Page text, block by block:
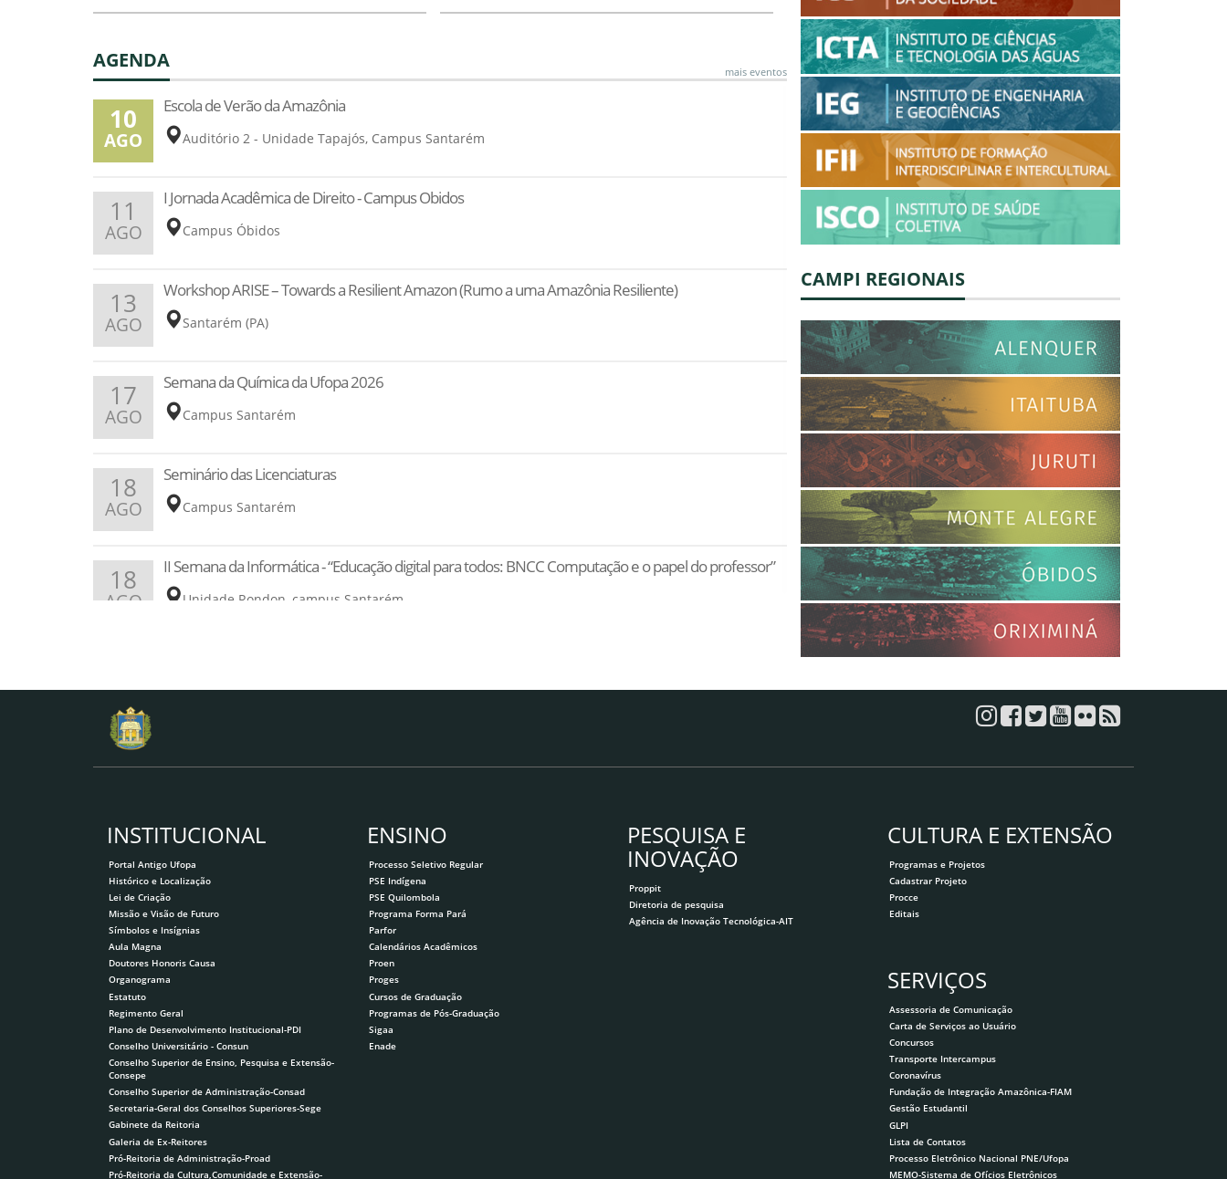
AGENDA mais eventos
10
AGO
Escola de Verão da Amazônia
Auditório 2 - Unidade Tapajós, Campus Santarém
11
AGO
I Jornada Acadêmica de Direito - Campus Óbidos
Campus Óbidos
13
AGO
Workshop ARISE – Towards a Resilient Amazon (Rumo a uma Amazônia Resiliente)
Santarém (PA)
17
AGO
Semana da Química da Ufopa 2026
Campus Santarém
18
AGO
Seminário das Licenciaturas
Campus Santarém
18
AGO
II Semana da Informática - “Educação digital para todos: BNCC Computação e o papel do professor”
Unidade Rondon, campus Santarém
AGO Campus Santarém
19
19
AGO
VII Fórum Integrado de Ações Afirmativas e Assistência Estudantil
Ufopa - Campus Juruti
3
SET
Jogos Intercampus da Ufopa, edição 2026
Campus Itaituba
9
SET
I Congresso em Ciências da Saúde na Amazônia - Interfaces entre saúde coletiva, inovação
terapêutica e saberes tradicionais
1
OUT
XI Encontro Brasileiro de Educomunicação - ETAPA REMOTA
Remoto
CAMPI REGIONAIS
INSTITUCIONAL
Portal Antigo Ufopa
Histórico e Localização
Lei de Criação
Missão e Visão de Futuro
Símbolos e Insígnias
Aula Magna
Doutores Honoris Causa
Organograma
Estatuto
Regimento Geral
Plano de Desenvolvimento Institucional-PDI
Conselho Universitário - Consun
Conselho Superior de Ensino, Pesquisa e Extensão-
Consepe
Conselho Superior de Administração-Consad
Secretaria-Geral dos Conselhos Superiores-Sege
Gabinete da Reitoria
Galeria de Ex-Reitores
Pró-Reitoria de Administração-Proad
Pró-Reitoria da Cultura,Comunidade e Extensão-
ENSINO
Processo Seletivo Regular
PSE Indígena
PSE Quilombola
Programa Forma Pará
Parfor
Calendários Acadêmicos
Proen
Proges
Cursos de Graduação
Programas de Pós-Graduação
Sigaa
Enade
PESQUISA E
INOVAÇÃO
Proppit
Diretoria de pesquisa
Agência de Inovação Tecnológica-AIT
CULTURA E EXTENSÃO
Programas e Projetos
Cadastrar Projeto
Procce
Editais
SERVIÇOS
Assessoria de Comunicação
Carta de Serviços ao Usuário
Concursos
Transporte Intercampus
Coronavírus
Fundação de Integração Amazônica-FIAM
Gestão Estudantil
GLPI
Lista de Contatos
Processo Eletrônico Nacional PNE/Ufopa
MEMO-Sistema de Ofícios Eletrônicos